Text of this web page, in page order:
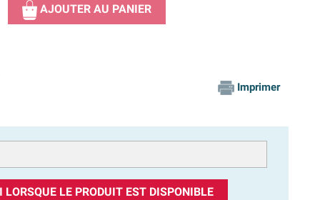
AJOUTER AU PANIER
Imprimer
LORSQUE LE PRODUIT EST DISPONIBLE